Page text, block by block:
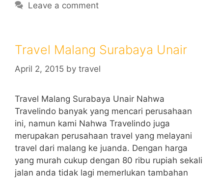
Leave a comment
Travel Malang Surabaya Unair
April 2, 2015 by travel
Travel Malang Surabaya Unair Nahwa
Travelindo banyak yang mencari perusahaan
ini, namun kami Nahwa Travelindo juga
merupakan perusahaan travel yang melayani
travel dari malang ke juanda. Dengan harga
yang murah cukup dengan 80 ribu rupiah sekali
jalan anda tidak lagi memerlukan tambahan